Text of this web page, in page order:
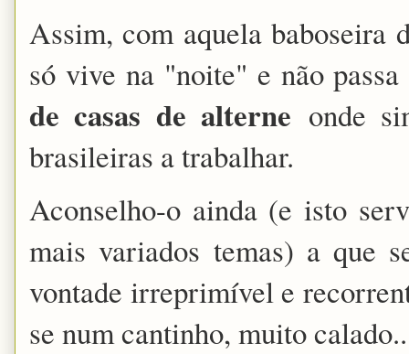
Assim, com aquela baboseira
só vive na "noite" e não
de casas de alterne onde
brasileiras a trabalhar.
Aconselho-o ainda (e isto
mais variados temas) a que
vontade irreprimível e
se num cantinho, muito